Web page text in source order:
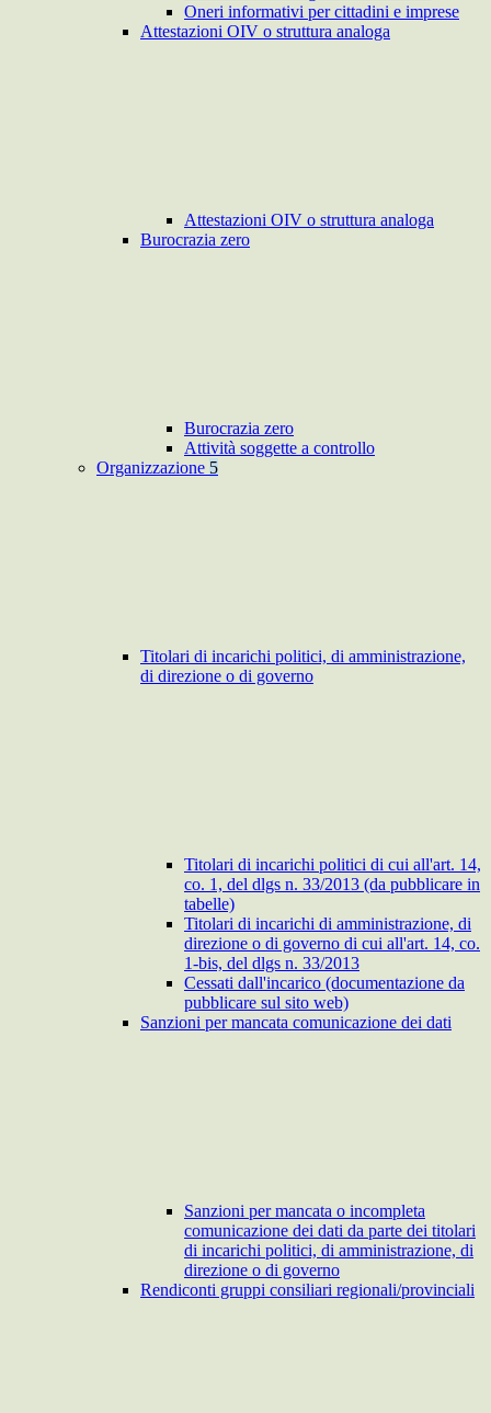
Oneri informativi per cittadini e imprese
Attestazioni OIV o struttura analoga
Attestazioni OIV o struttura analoga
Burocrazia zero
Burocrazia zero
Attività soggette a controllo
Organizzazione 5
Titolari di incarichi politici, di amministrazione,
di direzione o di governo
Titolari di incarichi politici di cui all'art. 14,
co. 1, del dlgs n. 33/2013 (da pubblicare in
tabelle)
Titolari di incarichi di amministrazione, di
direzione o di governo di cui all'art. 14, co.
1-bis, del dlgs n. 33/2013
Cessati dall'incarico (documentazione da
pubblicare sul sito web)
Sanzioni per mancata comunicazione dei dati
Sanzioni per mancata o incompleta
comunicazione dei dati da parte dei titolari
di incarichi politici, di amministrazione, di
direzione o di governo
Rendiconti gruppi consiliari regionali/provinciali